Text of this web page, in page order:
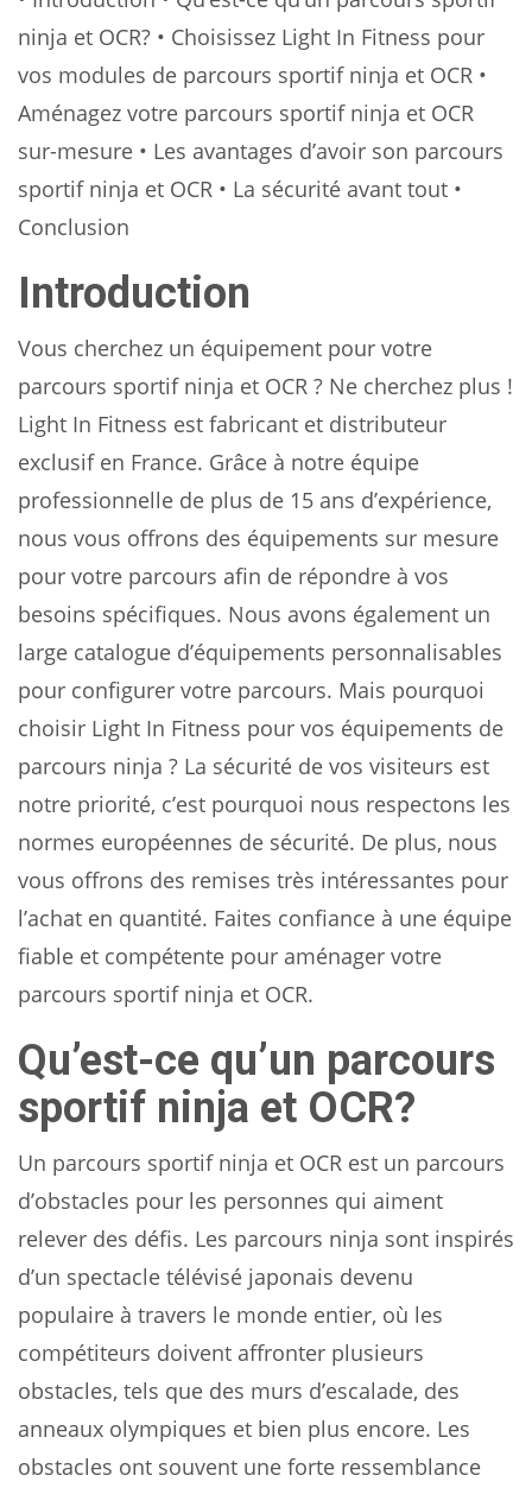
ninja et OCR? • Choisissez Light In Fitness pour
vos modules de parcours sportif ninja et OCR •
Aménagez votre parcours sportif ninja et OCR
sur-mesure • Les avantages d’avoir son parcours
sportif ninja et OCR • La sécurité avant tout •
Conclusion
Introduction
Vous cherchez un équipement pour votre
parcours sportif ninja et OCR ? Ne cherchez plus !
Light In Fitness est fabricant et distributeur
exclusif en France. Grâce à notre équipe
professionnelle de plus de 15 ans d’expérience,
nous vous offrons des équipements sur mesure
pour votre parcours afin de répondre à vos
besoins spécifiques. Nous avons également un
large catalogue d’équipements personnalisables
pour configurer votre parcours. Mais pourquoi
choisir Light In Fitness pour vos équipements de
parcours ninja ? La sécurité de vos visiteurs est
notre priorité, c’est pourquoi nous respectons les
normes européennes de sécurité. De plus, nous
vous offrons des remises très intéressantes pour
l’achat en quantité. Faites confiance à une équipe
fiable et compétente pour aménager votre
parcours sportif ninja et OCR.
Qu’est-ce qu’un parcours
sportif ninja et OCR?
Un parcours sportif ninja et OCR est un parcours
d’obstacles pour les personnes qui aiment
relever des défis. Les parcours ninja sont inspirés
d’un spectacle télévisé japonais devenu
populaire à travers le monde entier, où les
compétiteurs doivent affronter plusieurs
obstacles, tels que des murs d’escalade, des
anneaux olympiques et bien plus encore. Les
obstacles ont souvent une forte ressemblance